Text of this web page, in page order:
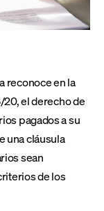
reconoce en la
20, el derecho de
pagados a su
una cláusula
sean
de los